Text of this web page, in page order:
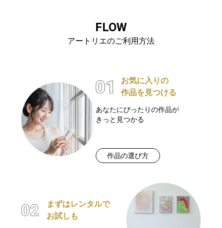
FLOW
アートリエのご利用方法
お気に入りの
作品を見つける
あなたにぴったりの作品が
きっと見つかる
作品の選び方
まずはレンタルで
お試しも